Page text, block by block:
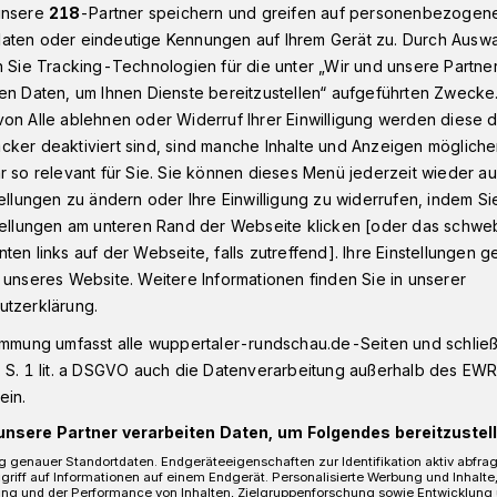
- Oberbarmen Wuppertaler Waldeckstraße: Parkplatz an
Parkplatz an
Parkplätze an der Waldeckstraße
2023 gesperrt. Grund sind
und Fußgänger können den
218-Partner speichern und greifen auf
oder eindeutige Kennungen auf Ihrem Gerät zu. Durch
Sie Tracking-Technologien für die unter „Wir und unsere
Daten, um Ihnen Dienste bereitzustellen“ aufgeführten
Alle ablehnen oder Widerruf Ihrer Einwilligung werden diese
deaktiviert sind, sind manche Inhalte und Anzeigen
so relevant für Sie. Sie können dieses Menü jederzeit wieder
zu ändern oder Ihre Einwilligung zu widerrufen, indem
am unteren Rand der Webseite klicken [oder das
links auf der Webseite, falls zutreffend]. Ihre Einstellungen
Website. Weitere Informationen finden Sie in unserer
umfasst alle wuppertaler-rundschau.de-Seiten und
1 lit. a DSGVO auch die Datenverarbeitung außerhalb des
Partner verarbeiten Daten, um Folgendes
genauer Standortdaten. Endgeräteeigenschaften zur Identifikation aktiv
auf Informationen auf einem Endgerät. Personalisierte Werbung und
und der Performance von Inhalten, Zielgruppenforschung sowie Entwicklung